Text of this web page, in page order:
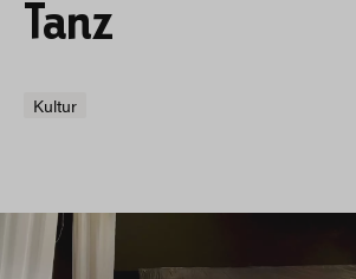
Tanz
Kultur